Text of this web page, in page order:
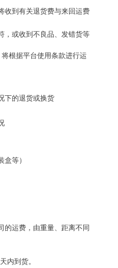
收到有关退货费与来回运费
，或收到不良品、发错货等
根据平台使用条款进行运
下的退货或换货
等）
的运费，由重量、距离不同
内到货。